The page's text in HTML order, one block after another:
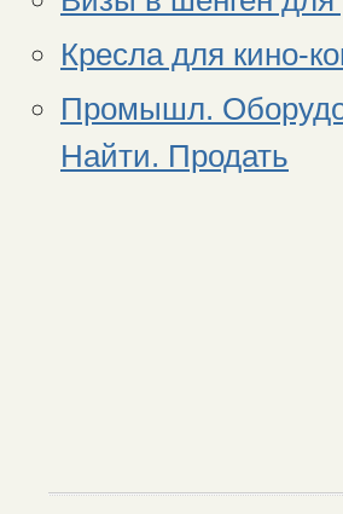
Кресла для кино-
Промышл.
Найти. Продать